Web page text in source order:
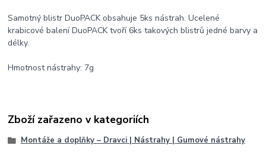
Samotný blistr DuoPACK obsahuje 5ks nástrah. Ucelené
krabicové balení DuoPACK tvoří 6ks takových blistrů jedné barvy a
délky.
Hmotnost nástrahy: 7g
Zboží zařazeno v kategoriích
Montáže a doplňky – Dravci | Nástrahy | Gumové nástrahy